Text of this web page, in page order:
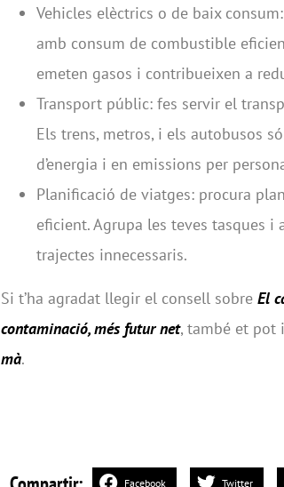
Vehicles elèctrics o de baix
amb consum de combustible
emeten gasos i contribueixen a
Transport públic: fes servir el
Els trens, metros, i els autobusos
d’energia i en emissions per
Planificació de viatges: procura
eficient. Agrupa les teves tasques
trajectes innecessaris.
Si t’ha agradat llegir el consell sobre El
contaminació, més futur net, també et pot
mà.
Facebook Twitter